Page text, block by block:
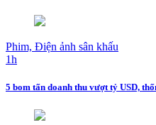
Phim, Điện ảnh sân khấu
1h
5 bom tấn doanh thu vượt tỷ USD,